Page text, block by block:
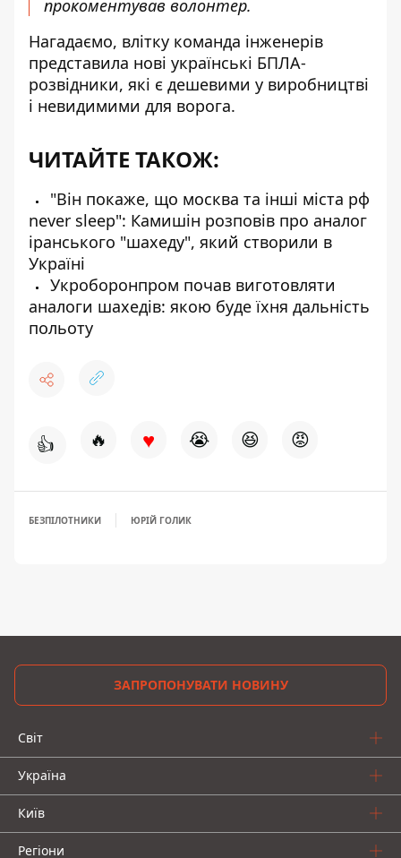
прокоментував волонтер.
Нагадаємо, влітку команда інженерів
представила нові українські БПЛА-
розвідники, які є дешевими у виробництві
і невидимими для ворога.
ЧИТАЙТЕ ТАКОЖ:
"Він покаже, що москва та інші міста рф
never sleep": Камишін розповів про аналог
іранського "шахеду", який створили в
Україні
Укроборонпром почав виготовляти
аналоги шахедів: якою буде їхня дальність
польоту
👍 🔥 ♥ 😭 😆 😡
БЕЗПІЛОТНИКИ ЮРІЙ ГОЛИК
ЗАПРОПОНУВАТИ НОВИНУ
Світ
Україна
Київ
Регіони